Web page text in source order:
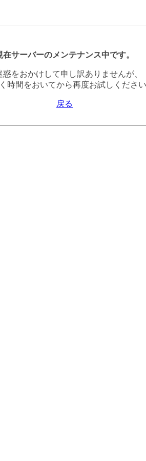
在サーバーのメンテナンス中です。
惑をおかけして申し訳ありませんが、
時間をおいてから再度お試しください
戻る